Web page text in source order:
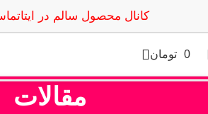
کانال محصول سالم در ایتا
0 تومان
مقالات